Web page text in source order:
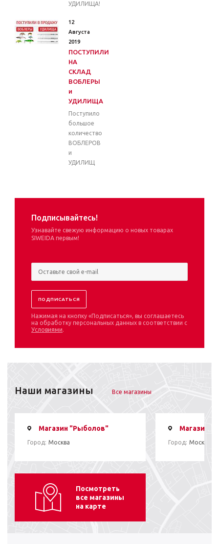
УДИЛИЩА!
12
Августа
2019
ПОСТУПИЛИ
НА
СКЛАД
ВОБЛЕРЫ
и
УДИЛИЩА
Поступило
большое
количество
ВОБЛЕРОВ
и
УДИЛИЩ
Подписывайтесь!
Узнавайте свежую информацию о новых товарах
SIWEIDA первым!
Нажимая на кнопку «Подписаться», вы соглашаетесь
на обработку персональных данных в соответствии с
Условиями.
Наши магазины Все магазины
Магазин "Рыболов"
Город: Москва
Магазин
Город: Москва
Посмотреть
все магазины
на карте